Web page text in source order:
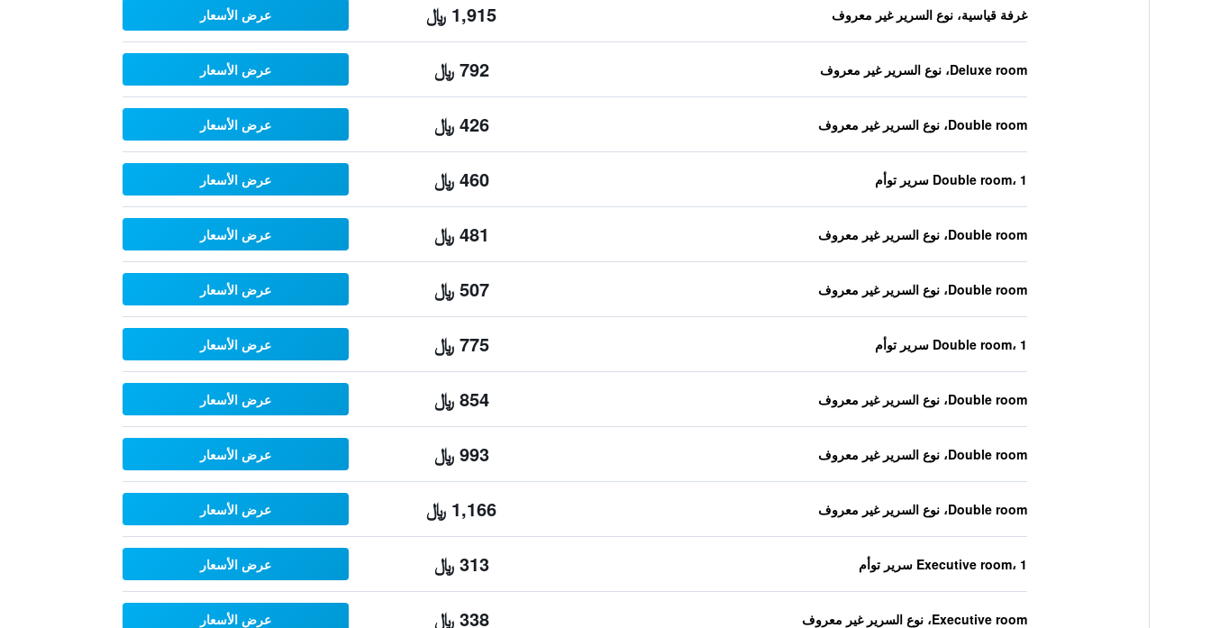
غرفة قياسية، نوع السرير غير معروف 1,915 ﷼ عرض الأسعار
Deluxe room، نوع السرير غير معروف 792 ﷼ عرض الأسعار
Double room، نوع السرير غير معروف 426 ﷼ عرض الأسعار
Double room، 1 سرير توأم 460 ﷼ عرض الأسعار
Double room، نوع السرير غير معروف 481 ﷼ عرض الأسعار
Double room، نوع السرير غير معروف 507 ﷼ عرض الأسعار
Double room، 1 سرير توأم 775 ﷼ عرض الأسعار
Double room، نوع السرير غير معروف 854 ﷼ عرض الأسعار
Double room، نوع السرير غير معروف 993 ﷼ عرض الأسعار
Double room، نوع السرير غير معروف 1,166 ﷼ عرض الأسعار
Executive room، 1 سرير توأم 313 ﷼ عرض الأسعار
Executive room، نوع السرير غير معروف 338 ﷼ عرض الأسعار